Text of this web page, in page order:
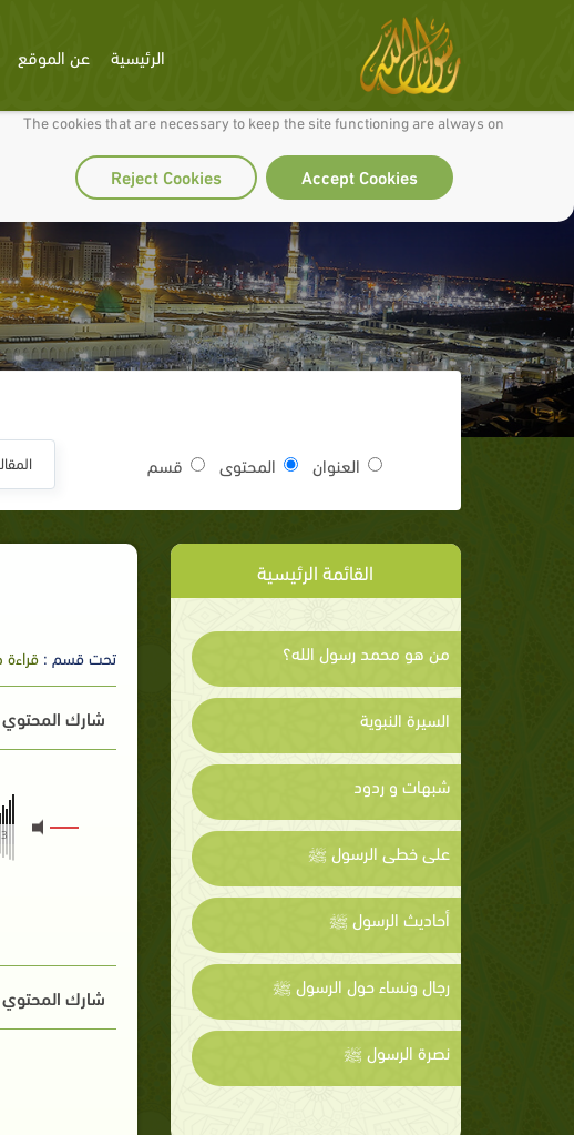
use cookies to make our site work well for you and so we can continually improve it.
The cookies that are necessary to keep the site functioning are always on
Accept Cookies
Reject Cookies
الرئيسية عن الموقع
العنوان المحتوى قسم
القائمة الرئيسية
من هو محمد رسول الله؟
السيرة النبوية
شبهات و ردود
على خطى الرسول ﷺ
أحاديث الرسول ﷺ
رجال ونساء حول الرسول ﷺ
نصرة الرسول ﷺ
تحت قسم :
شارك
شارك